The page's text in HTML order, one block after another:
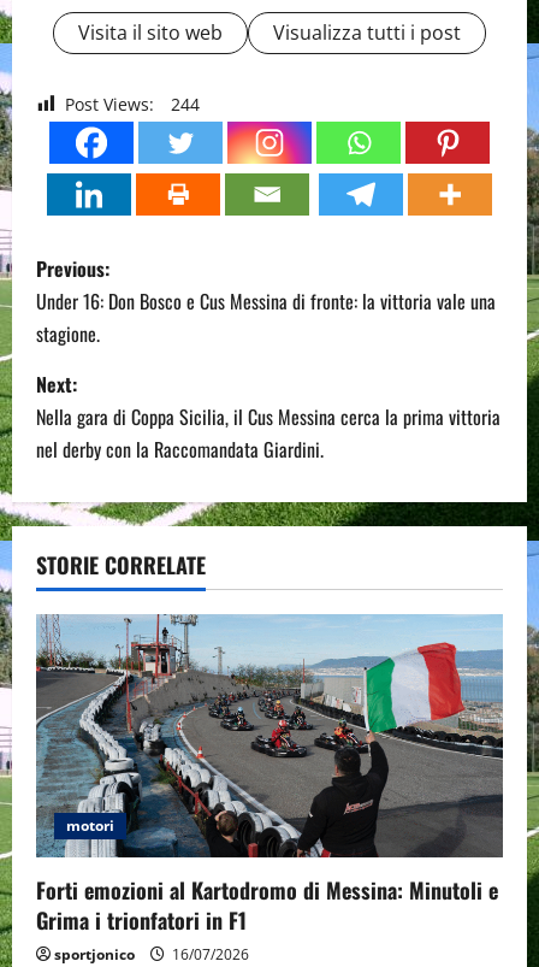
Visita il sito web Visualizza tutti i post
Post Views: 244
P
o
s
t
n
a
v
i
g
a
t
i
o
n
Previous:
Under 16: Don Bosco e Cus Messina di fronte: la vittoria vale una
stagione.
Next:
Nella gara di Coppa Sicilia, il Cus Messina cerca la prima vittoria
nel derby con la Raccomandata Giardini.
STORIE CORRELATE
motori
Forti emozioni al Kartodromo di Messina: Minutoli e
Grima i trionfatori in F1
sportjonico 16/07/2026